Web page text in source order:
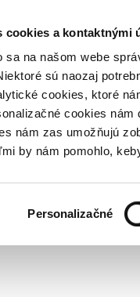
cookies a kontaktnými
sa na našom webe
sú naozaj
cookies, ktoré
cookies
nám zas umožňujú
by nám pomohlo,
Personalizačné